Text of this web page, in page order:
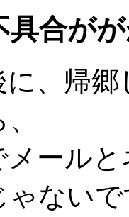
合が
に、帰
ール
ない